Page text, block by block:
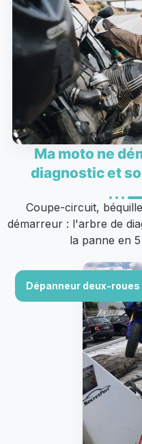
Ma moto ne
diagnostic et
Coupe-circuit,
démarreur : l'arbre de
la panne en
Dépanneur deux-roues